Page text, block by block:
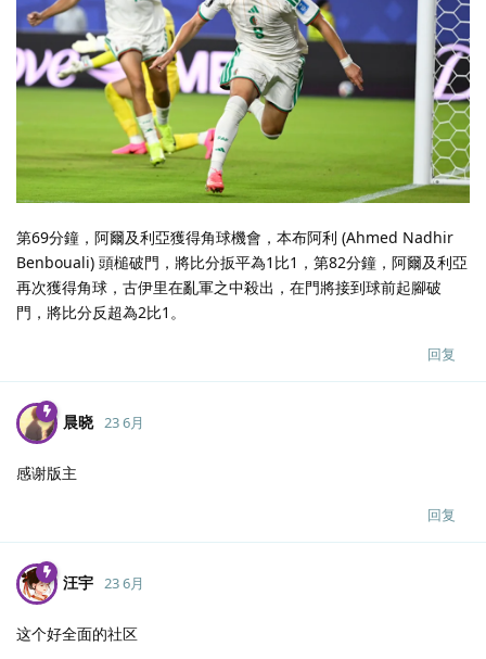
第69分鐘，阿爾及利亞獲得角球機會，本布阿利 (Ahmed Nadhir
Benbouali) 頭槌破門，將比分扳平為1比1，第82分鐘，阿爾及利亞
再次獲得角球，古伊里在亂軍之中殺出，在門將接到球前起腳破
門，將比分反超為2比1。
回复
晨晓 23 6月
感谢版主
回复
汪宇 23 6月
这个好全面的社区